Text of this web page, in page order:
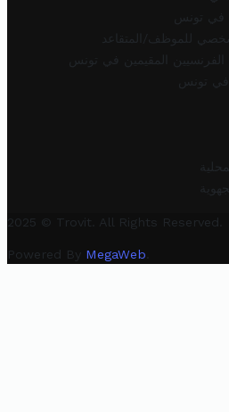
في تونس
للموظف/المتقاعد
المقيمين في تونس
في تونس
2025 © Trovit. All Rights Reserved.
Powered By MegaWeb